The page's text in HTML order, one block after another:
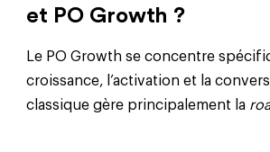
et PO Growth ?
Le PO Growth se concentre
croissance, l’activation et la
classique gère principalement la